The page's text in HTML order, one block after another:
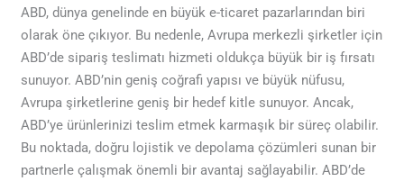
ABD, dünya genelinde en büyük e-ticaret pazarlarından biri
olarak öne çıkıyor. Bu nedenle, Avrupa merkezli şirketler için
ABD’de sipariş teslimatı hizmeti oldukça büyük bir iş fırsatı
sunuyor. ABD’nin geniş coğrafi yapısı ve büyük nüfusu,
Avrupa şirketlerine geniş bir hedef kitle sunuyor. Ancak,
ABD’ye ürünlerinizi teslim etmek karmaşık bir süreç olabilir.
Bu noktada, doğru lojistik ve depolama çözümleri sunan bir
partnerle çalışmak önemli bir avantaj sağlayabilir. ABD’de